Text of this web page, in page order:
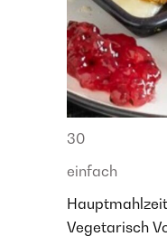
30
einfach
Hauptmahlzeit
Vegetarisch